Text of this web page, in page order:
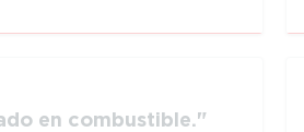
en combustible.